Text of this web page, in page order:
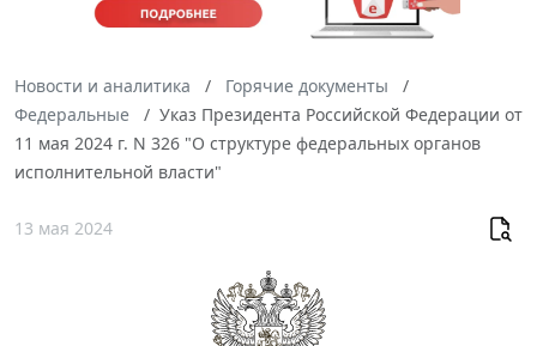
Новости и аналитика
Горячие документы
Федеральные
Указ Президента Российской Федерации от
11 мая 2024 г. N 326 "О структуре федеральных органов
исполнительной власти"
13 мая 2024